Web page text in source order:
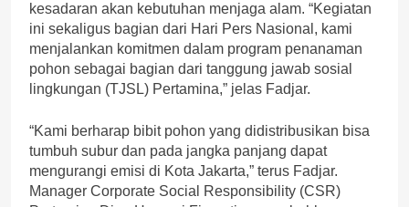
kesadaran akan kebutuhan menjaga alam. “Kegiatan
ini sekaligus bagian dari Hari Pers Nasional, kami
menjalankan komitmen dalam program penanaman
pohon sebagai bagian dari tanggung jawab sosial
lingkungan (TJSL) Pertamina,” jelas Fadjar.
“Kami berharap bibit pohon yang didistribusikan bisa
tumbuh subur dan pada jangka panjang dapat
mengurangi emisi di Kota Jakarta,” terus Fadjar.
Manager Corporate Social Responsibility (CSR)